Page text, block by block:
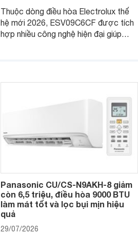
Thuộc dòng điều hòa Electrolux thế
hệ mới 2026, ESV09C6CF được tích
hợp nhiều công nghệ hiện đại giúp
Panasonic CU/CS-N9AKH-8 giảm
còn 6,5 triệu, điều hòa 9000 BTU
làm mát tốt và lọc bụi mịn hiệu
quả
29/07/2026